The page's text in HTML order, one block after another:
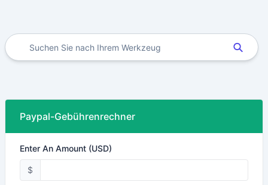
Paypal-Gebührenrechner
Enter An Amount (USD)
$